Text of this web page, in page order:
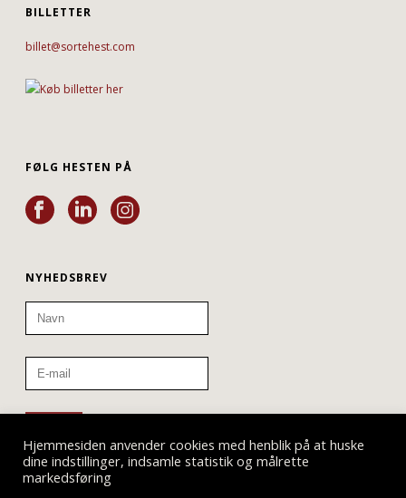
BILLETTER
billet@sortehest.com
FØLG HESTEN PÅ
NYHEDSBREV
Hjemmesiden anvender cookies med henblik på at huske
dine indstillinger, indsamle statistik og målrette
markedsføring